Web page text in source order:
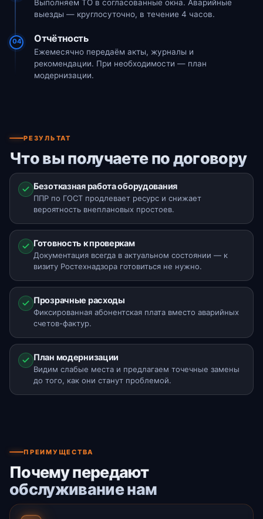
Выполняем ТО в согласованные окна. Аварийные
выезды — круглосуточно, в течение 4 часов.
04 Отчётность
Ежемесячно передаём акты, журналы и
рекомендации. При необходимости — план
модернизации.
РЕЗУЛЬТАТ
Что вы получаете по договору
Безотказная работа оборудования
ППР по ГОСТ продлевает ресурс и снижает
вероятность внеплановых простоев.
Готовность к проверкам
Документация всегда в актуальном состоянии — к
визиту Ростехнадзора готовиться не нужно.
Прозрачные расходы
Фиксированная абонентская плата вместо аварийных
счетов-фактур.
План модернизации
Видим слабые места и предлагаем точечные замены
до того, как они станут проблемой.
ПРЕИМУЩЕСТВА
Почему передают
обслуживание нам